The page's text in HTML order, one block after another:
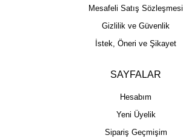
Mesafeli Satış Sözleşmesi
Gizlilik ve Güvenlik
İstek, Öneri ve Şikayet
SAYFALAR
Hesabım
Yeni Üyelik
Sipariş Geçmişim